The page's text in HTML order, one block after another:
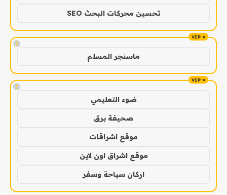
تحسين محركات البحث SEO
!
ماسنجر المسلم
!
ضوء التعليمي
صحيفة برق
موقع اشراقات
موقع اشراق اون لاين
اركان سياحة وسفر